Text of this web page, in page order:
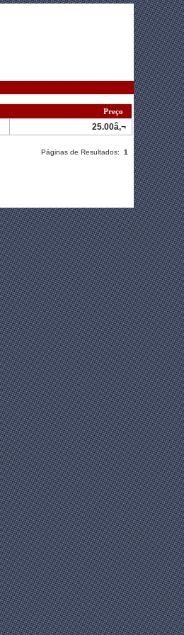
Preço
25.00â‚¬
Páginas de Resultados: 1